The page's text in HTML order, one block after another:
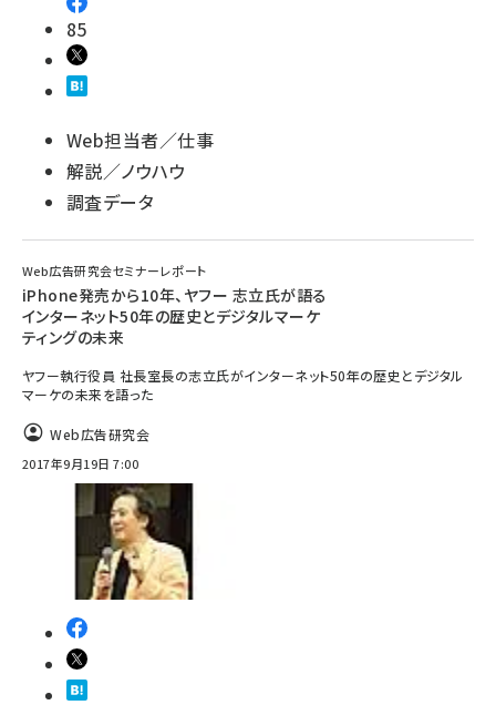
85
Web担当者／仕事
解説／ノウハウ
調査データ
Web広告研究会セミナーレポート
iPhone発売から10年、ヤフー 志立氏が語る
インターネット50年の歴史とデジタルマーケ
ティングの未来
ヤフー執行役員 社長室長の志立氏がインターネット50年の歴史とデジタル
マーケの未来を語った
Web広告研究会
2017年9月19日 7:00